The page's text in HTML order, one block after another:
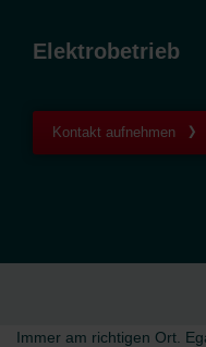
Elektrobetrieb
Kontakt aufnehmen
Immer am richtigen Ort.